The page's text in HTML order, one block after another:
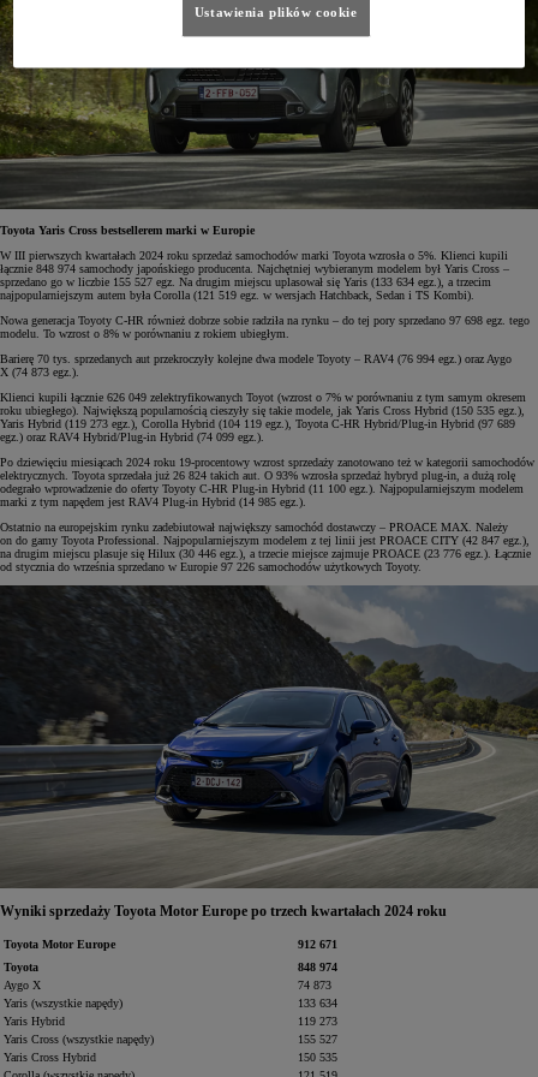
Toyota Yaris Cross bestsellerem marki w Europie
W III pierwszych kwartałach 2024 roku sprzedaż samochodów marki Toyota wzrosła o 5%. Klienci kupili
łącznie 848 974 samochody japońskiego producenta. Najchętniej wybieranym modelem był Yaris Cross –
sprzedano go w liczbie 155 527 egz. Na drugim miejscu uplasował się Yaris (133 634 egz.), a trzecim
najpopularniejszym autem była Corolla (121 519 egz. w wersjach Hatchback, Sedan i TS Kombi).
Nowa generacja Toyoty C-HR również dobrze sobie radziła na rynku – do tej pory sprzedano 97 698 egz. tego
modelu. To wzrost o 8% w porównaniu z rokiem ubiegłym.
Barierę 70 tys. sprzedanych aut przekroczyły kolejne dwa modele Toyoty – RAV4 (76 994 egz.) oraz Aygo
X (74 873 egz.).
Klienci kupili łącznie 626 049 zelektryfikowanych Toyot (wzrost o 7% w porównaniu z tym samym okresem
roku ubiegłego). Największą popularnością cieszyły się takie modele, jak Yaris Cross Hybrid (150 535 egz.),
Yaris Hybrid (119 273 egz.), Corolla Hybrid (104 119 egz.), Toyota C-HR Hybrid/Plug-in Hybrid (97 689
egz.) oraz RAV4 Hybrid/Plug-in Hybrid (74 099 egz.).
Po dziewięciu miesiącach 2024 roku 19-procentowy wzrost sprzedaży zanotowano też w kategorii samochodów
elektrycznych. Toyota sprzedała już 26 824 takich aut. O 93% wzrosła sprzedaż hybryd plug-in, a dużą rolę
odegrało wprowadzenie do oferty Toyoty C-HR Plug-in Hybrid (11 100 egz.). Najpopularniejszym modelem
marki z tym napędem jest RAV4 Plug-in Hybrid (14 985 egz.).
Ostatnio na europejskim rynku zadebiutował największy samochód dostawczy – PROACE MAX. Należy
on do gamy Toyota Professional. Najpopularniejszym modelem z tej linii jest PROACE CITY (42 847 egz.),
na drugim miejscu plasuje się Hilux (30 446 egz.), a trzecie miejsce zajmuje PROACE (23 776 egz.). Łącznie
od stycznia do września sprzedano w Europie 97 226 samochodów użytkowych Toyoty.
Wyniki sprzedaży Toyota Motor Europe po trzech kwartałach 2024 roku
Toyota Motor Europe
912 671
Toyota
848 974
Aygo X
74 873
Yaris (wszystkie napędy)
133 634
Yaris Hybrid
119 273
Yaris Cross (wszystkie napędy)
155 527
Yaris Cross Hybrid
150 535
Ustawienia plików cookie